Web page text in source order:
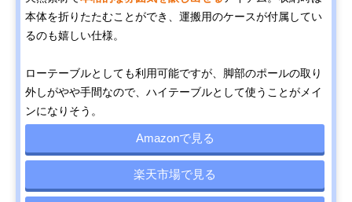
本体を折りたたむことができ、運搬用のケースが付属してい
るのも嬉しい仕様。
ローテーブルとしても利用可能ですが、脚部のポールの取り
外しがやや手間なので、ハイテーブルとして使うことがメイ
ンになりそう。
Amazonで見る
楽天市場で見る